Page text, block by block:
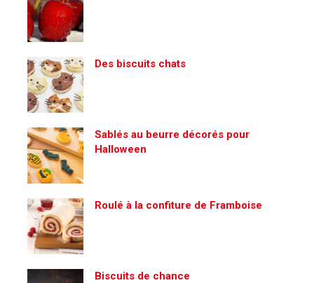
Des biscuits chats
Sablés au beurre décorés pour
Halloween
Roulé à la confiture de Framboise
Biscuits de chance